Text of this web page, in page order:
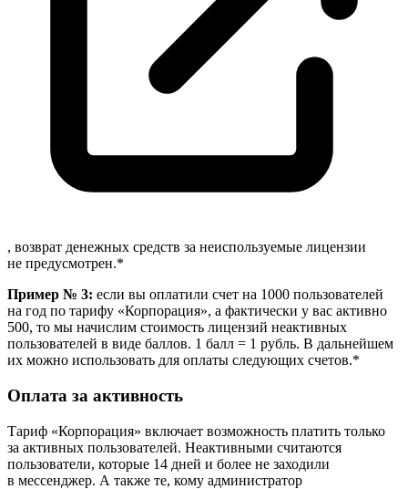
, возврат денежных средств за неиспользуемые лицензии
не предусмотрен.*
Пример № 3: если вы оплатили счет на 1000 пользователей
на год по тарифу «Корпорация», а фактически у вас активно
500, то мы начислим стоимость лицензий неактивных
пользователей в виде баллов. 1 балл = 1 рубль. В дальнейшем
их можно использовать для оплаты следующих счетов.*
Оплата за активность
Тариф «Корпорация» включает возможность платить только
за активных пользователей. Неактивными считаются
пользователи, которые 14 дней и более не заходили
в мессенджер. А также те, кому администратор